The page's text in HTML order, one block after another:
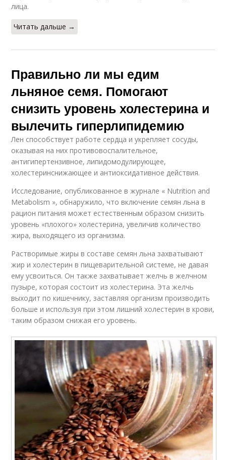
лица.
Читать дальше →
Правильно ли мы едим
льняное семя. Помогают
снизить уровень холестерина и
вылечить гиперлипидемию
Лен способствует работе сердца и укрепляет сосуды,
оказывая на них противовоспалительное,
антигипертензивное, липидомодулирующее,
холестеринснижающее и антиоксидативное действия.
Исследование, опубликованное в журнале « Nutrition and
Metabolism », обнаружило, что включение семян льна в
рацион питания может естественным образом снизить
уровень «плохого» холестерина, увеличив количество
жира, выходящего из организма.
Растворимые жиры в составе семян льна захватывают
жир и холестерин в пищеварительной системе, не давая
ему усвоиться. Он также захватывает желчь в желчном
пузыре, которая состоит из холестерина. Эта желчь
выходит по кишечнику, заставляя организм производить
больше и используя при этом лишний холестерин в крови,
таким образом снижая его уровень.